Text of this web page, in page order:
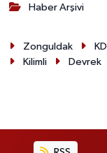
Haber Arşivi
Zonguldak
Kilimli
Devrek